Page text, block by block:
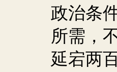
政治条
所需，
延宕两